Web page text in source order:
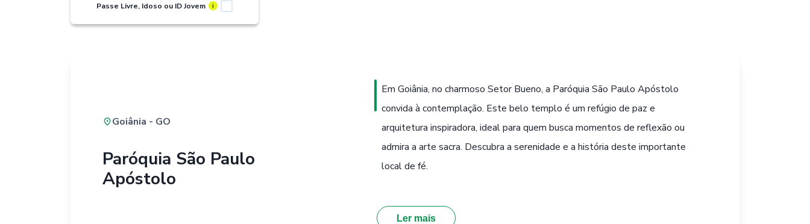
Passe Livre, Idoso ou ID Jovem i
Goiânia - GO
Paróquia São Paulo
Apóstolo
Em Goiânia, no charmoso Setor Bueno, a Paróquia São Paulo Apóstolo
convida à contemplação. Este belo templo é um refúgio de paz e
arquitetura inspiradora, ideal para quem busca momentos de reflexão ou
admira a arte sacra. Descubra a serenidade e a história deste importante
local de fé.
Ler mais